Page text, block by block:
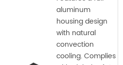
aluminum
housing design
with natural
convection
cooling. Complies